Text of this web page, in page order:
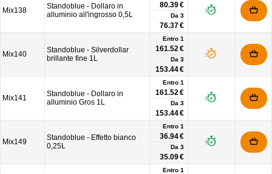
Mix138
Standoblue - Dollaro in
alluminio all'ingrosso 0,5L
80.39 €
Da 3
76.37 €
Mix140
Standoblue - Silverdollar
brillante fine 1L
Entro 1
161.52 €
Da 3
153.44 €
Mix141
Standoblue - Dollaro in
alluminio Gros 1L
Entro 1
161.52 €
Da 3
153.44 €
Mix149
Standoblue - Effetto bianco
0,25L
Entro 1
36.94 €
Da 3
35.09 €
Entro 1